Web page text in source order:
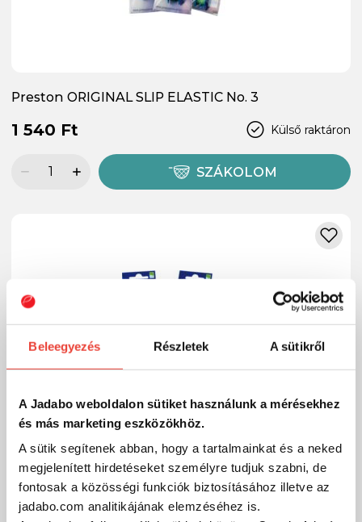
Beleegyezés Részletek A sütikről
A Jadabo weboldalon sütiket használunk a mérésekhez
és más marketing eszközökhöz.
A sütik segítenek abban, hogy a tartalmainkat és a neked
megjelenített hirdetéseket személyre tudjuk szabni, de
fontosak a közösségi funkciók biztosításához illetve az
jadabo.com analitikájának elemzéséhez is.
Preston ORIGINAL SLIP ELASTIC No. 3
Külső raktáron
1 540 Ft
SZÁKOLOM